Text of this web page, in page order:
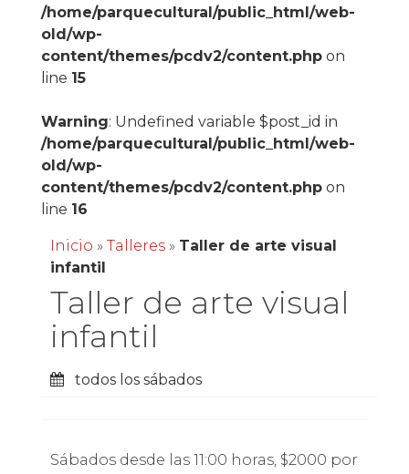
/home/parquecultural/public_html/web-
old/wp-
content/themes/pcdv2/content.phpon
line 15
Warning: Undefined variable $post_id in
/home/parquecultural/public_html/web-
old/wp-
content/themes/pcdv2/content.phpon
line 16
Inicio » Talleres» Taller de arte visual
infantil
Taller de arte visual
infantil
todos los sábados
Sábados desde las 11:00 horas, $2000 por